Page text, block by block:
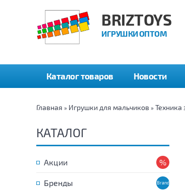
BRIZTOYS
ИГРУШКИ ОПТОМ
Каталог товаров Новости
Главная » Игрушки для мальчиков » Техника
КАТАЛОГ
Акции
Бренды